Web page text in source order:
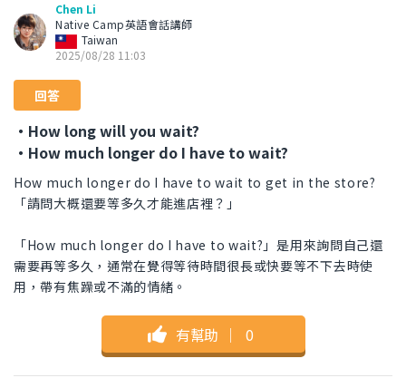
Chen Li
Native Camp英語會話講師
Taiwan
2025/08/28 11:03
回答
・How long will you wait?
・How much longer do I have to wait?
How much longer do I have to wait to get in the store?
「請問大概還要等多久才能進店裡？」
「How much longer do I have to wait?」是用來詢問自己還
需要再等多久，通常在覺得等待時間很長或快要等不下去時使
用，帶有焦躁或不滿的情緒。
有幫助 ｜ 0